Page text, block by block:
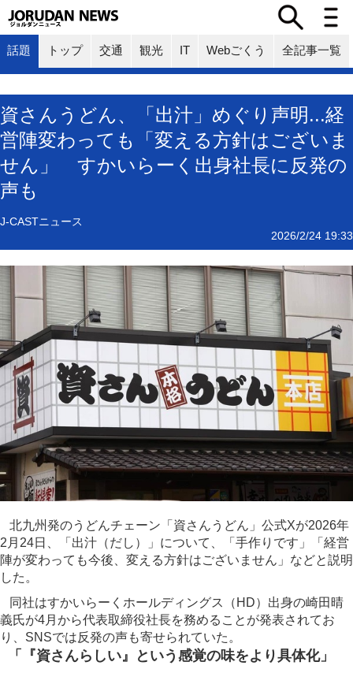
話題 トップ 交通 観光 IT Webごくう 全記事一覧
資さんうどん、「出汁」めぐり声明...経
営陣変わっても「変える方針はございま
せん」 すかいらーく出身社長に反発の
声も
J-CASTニュース
2026/2/24 19:33
北九州発のうどんチェーン「資さんうどん」公式Xが2026年
2月24日、「出汁（だし）」について、「手作りです」「経営
陣が変わっても今後、変える方針はございません」などと説明
した。
同社はすかいらーくホールディングス（HD）出身の崎田晴
義氏が4月から代表取締役社長を務めることが発表されてお
り、SNSでは反発の声も寄せられていた。
「『資さんらしい』という感覚の味をより具体化」